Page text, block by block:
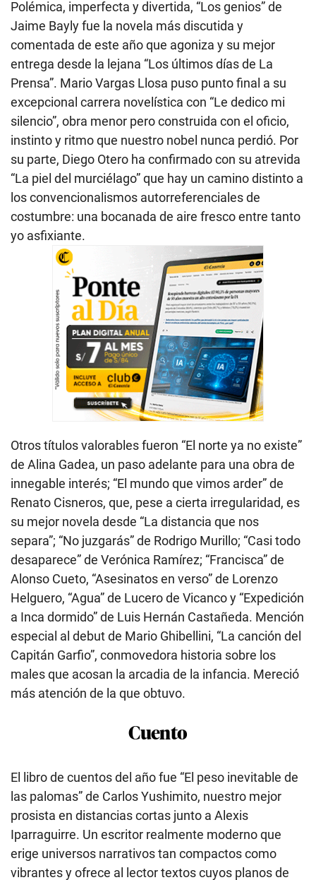
Polémica, imperfecta y divertida, “Los genios” de
Jaime Bayly fue la novela más discutida y
comentada de este año que agoniza y su mejor
entrega desde la lejana “Los últimos días de La
Prensa”. Mario Vargas Llosa puso punto final a su
excepcional carrera novelística con “Le dedico mi
silencio”, obra menor pero construida con el oficio,
instinto y ritmo que nuestro nobel nunca perdió. Por
su parte, Diego Otero ha confirmado con su atrevida
“La piel del murciélago” que hay un camino distinto a
los convencionalismos autorreferenciales de
costumbre: una bocanada de aire fresco entre tanto
yo asfixiante.
Otros títulos valorables fueron “El norte ya no existe”
de Alina Gadea, un paso adelante para una obra de
innegable interés; “El mundo que vimos arder” de
Renato Cisneros, que, pese a cierta irregularidad, es
su mejor novela desde “La distancia que nos
separa”; “No juzgarás” de Rodrigo Murillo; “Casi todo
desaparece” de Verónica Ramírez; “Francisca” de
Alonso Cueto, “Asesinatos en verso” de Lorenzo
Helguero, “Agua” de Lucero de Vicanco y “Expedición
a Inca dormido” de Luis Hernán Castañeda. Mención
especial al debut de Mario Ghibellini, “La canción del
Capitán Garfio”, conmovedora historia sobre los
males que acosan la arcadia de la infancia. Mereció
más atención de la que obtuvo.
Cuento
El libro de cuentos del año fue “El peso inevitable de
las palomas” de Carlos Yushimito, nuestro mejor
prosista en distancias cortas junto a Alexis
Iparraguirre. Un escritor realmente moderno que
erige universos narrativos tan compactos como
vibrantes y ofrece al lector textos cuyos planos de